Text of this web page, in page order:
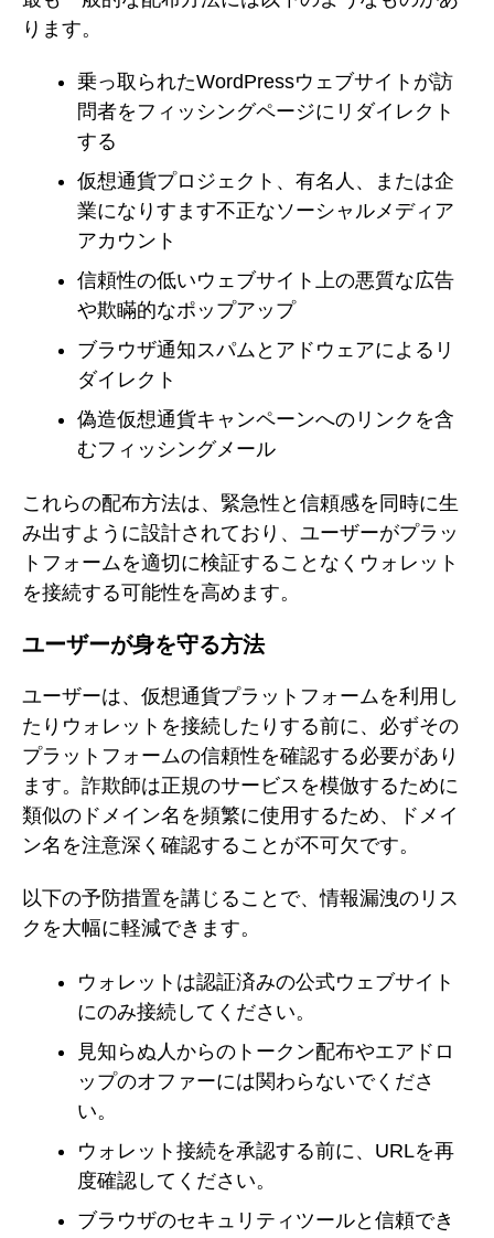
ります。
乗っ取られたWordPressウェブサイトが訪
問者をフィッシングページにリダイレクト
する
仮想通貨プロジェクト、有名人、または企
業になりすます不正なソーシャルメディア
アカウント
信頼性の低いウェブサイト上の悪質な広告
や欺瞞的なポップアップ
ブラウザ通知スパムとアドウェアによるリ
ダイレクト
偽造仮想通貨キャンペーンへのリンクを含
むフィッシングメール
これらの配布方法は、緊急性と信頼感を同時に生
み出すように設計されており、ユーザーがプラッ
トフォームを適切に検証することなくウォレット
を接続する可能性を高めます。
ユーザーが身を守る方法
ユーザーは、仮想通貨プラットフォームを利用し
たりウォレットを接続したりする前に、必ずその
プラットフォームの信頼性を確認する必要があり
ます。詐欺師は正規のサービスを模倣するために
類似のドメイン名を頻繁に使用するため、ドメイ
ン名を注意深く確認することが不可欠です。
以下の予防措置を講じることで、情報漏洩のリス
クを大幅に軽減できます。
ウォレットは認証済みの公式ウェブサイト
にのみ接続してください。
見知らぬ人からのトークン配布やエアドロ
ップのオファーには関わらないでくださ
い。
ウォレット接続を承認する前に、URLを再
度確認してください。
ブラウザのセキュリティツールと信頼でき